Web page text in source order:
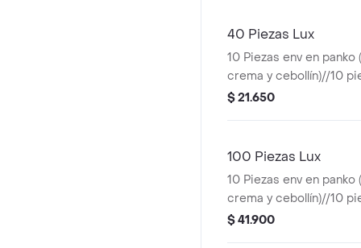
40 Piezas Lux
10 Piezas env en panko
crema y cebollín)//10
palta (pollo furay, queso
piezas de california
$ 21.650
100 Piezas Lux
10 Piezas env en panko
crema y cebollín)//10
(kanikama, queso crema
$ 41.900